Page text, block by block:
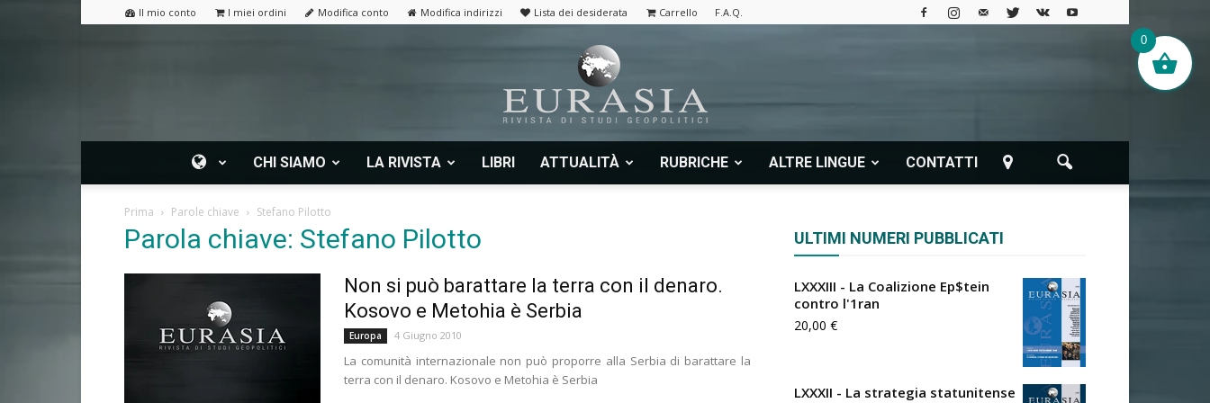
Il mio conto I miei ordini Modifica conto Modifica indirizzi Lista dei desiderata Carrello F.A.Q.
CHI SIAMO LA RIVISTA LIBRI ATTUALITÀ RUBRICHE ALTRE LINGUE CONTATTI
Prima Parole chiave Stefano Pilotto
Parola chiave: Stefano Pilotto
Non si può barattare la terra con il denaro.
Kosovo e Metohia è Serbia
Europa 4 Giugno 2010
La comunità internazionale non può proporre alla Serbia di barattare la
terra con il denaro. Kosovo e Metohia è Serbia
ULTIMI NUMERI PUBBLICATI
LXXXIII - La Coalizione Ep$tein
contro l'1ran
20,00 €
LXXXII - La strategia statunitense
0